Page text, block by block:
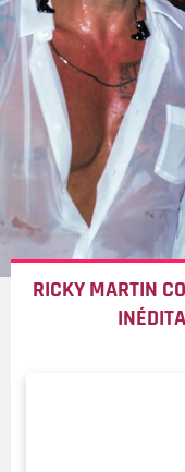
RICKY MARTIN